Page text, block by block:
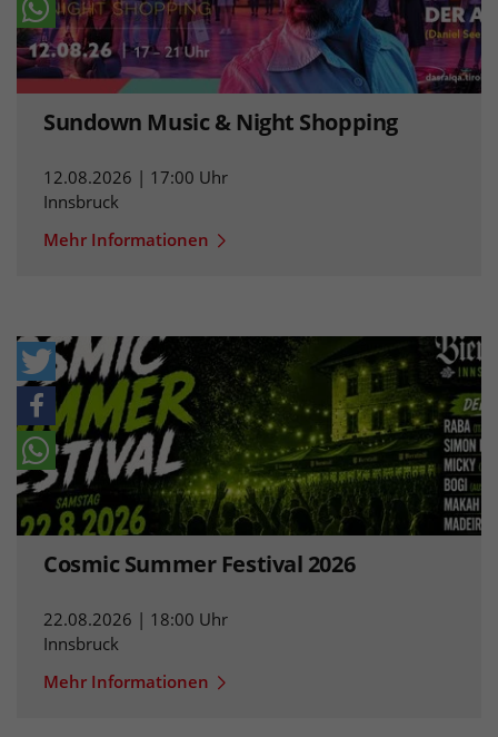
Sundown Music & Night Shopping
12.08.2026 | 17:00 Uhr
Innsbruck
Mehr Informationen
Cosmic Summer Festival 2026
22.08.2026 | 18:00 Uhr
Innsbruck
Mehr Informationen